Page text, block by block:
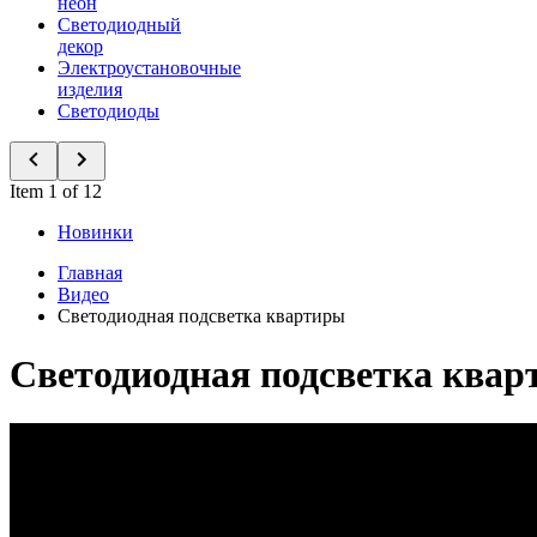
Светодиодный
декор
Электроустановочные
изделия
Светодиоды
Item 1 of 12
Новинки
Главная
Видео
Светодиодная подсветка квартиры
Светодиодная подсветка